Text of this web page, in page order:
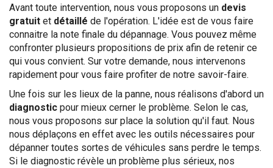
Avant toute intervention, nous vous proposons un devis
gratuit et détaillé de l'opération. L'idée est de vous faire
connaitre la note finale du dépannage. Vous pouvez même
confronter plusieurs propositions de prix afin de retenir ce
qui vous convient. Sur votre demande, nous intervenons
rapidement pour vous faire profiter de notre savoir-faire.
Une fois sur les lieux de la panne, nous réalisons d'abord un
diagnostic pour mieux cerner le problème. Selon le cas,
nous vous proposons sur place la solution qu'il faut. Nous
nous déplaçons en effet avec les outils nécessaires pour
dépanner toutes sortes de véhicules sans perdre le temps.
Si le diagnostic révèle un problème plus sérieux, nos